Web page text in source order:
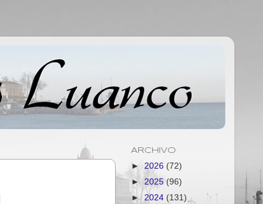
ARCHIVO
► 2026 (72)
► 2025 (96)
► 2024 (131)